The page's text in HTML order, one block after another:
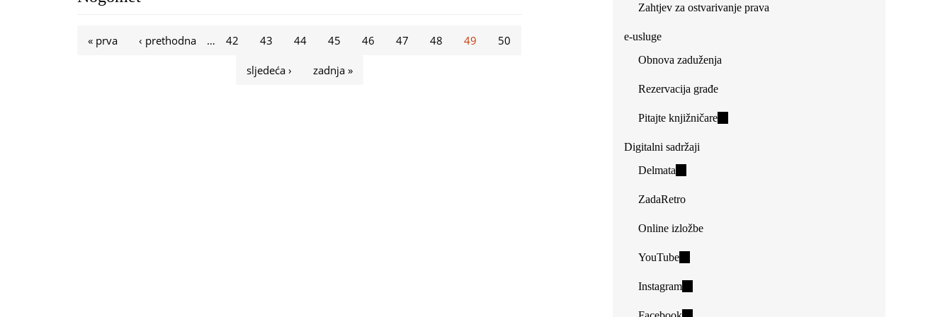
Stranice
« prva ‹ prethodna … 42 43 44 45 46 47 48 49 50
sljedeća › zadnja »
Zahtjev za ostvarivanje prava
e-usluge
Obnova zaduženja
Rezervacija građe
Pitajte knjižničare(link
Digitalni sadržaji
Delmata
external)
ZadaRetro
Online izložbe
YouTube(link
external)
Instagram(link